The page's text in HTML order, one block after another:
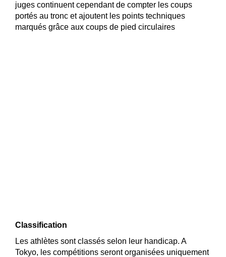
juges continuent cependant de compter les coups
portés au tronc et ajoutent les points techniques
marqués grâce aux coups de pied circulaires
Classification
Les athlètes sont classés selon leur handicap. A
Tokyo, les compétitions seront organisées uniquement